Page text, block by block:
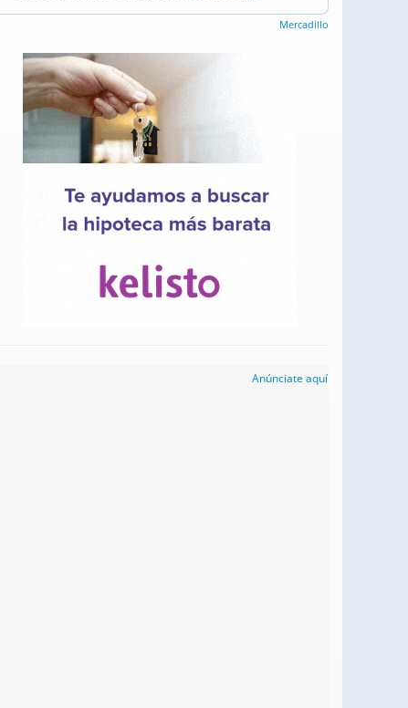
Mercadillo
Anúnciate aquí